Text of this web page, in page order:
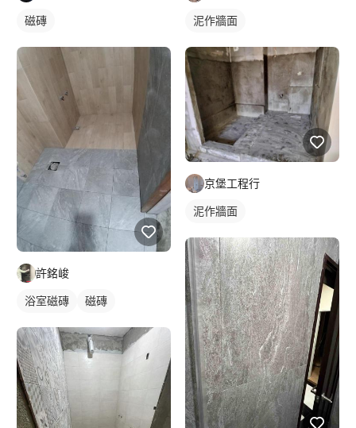
磁磚
許銘峻
浴室磁磚 磁磚
泥作牆面
京堡工程行
泥作牆面